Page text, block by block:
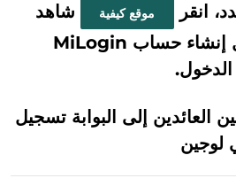
انقر موقع كيفية
شاهد
الفيديو التعليمي حول إنشاء حساب MiLogin
إلى البوابة تسجيل
لوجين